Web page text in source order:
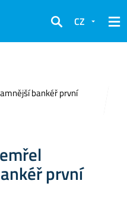
Hledat
CZ
bankéř první
první